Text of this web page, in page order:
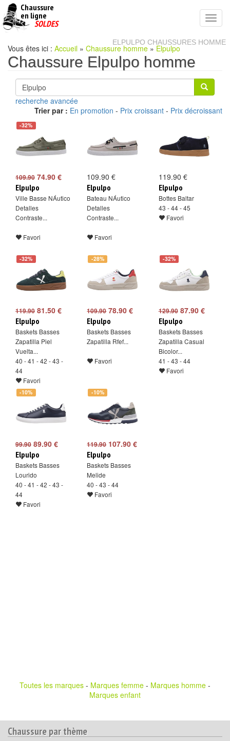
Chaussure
en ligne
pas
SOLDES
ELPULPO CHAUSSURES HOMME
Vous êtes ici : Accueil » Chaussure homme » Elpulpo
Chaussure Elpulpo homme
recherche avancée
Trier par : En promotion - Prix croissant - Prix décroissant
-32%
109.90 74.90 €
Elpulpo
Ville Basse NÁutico
Detalles
Contraste...
Favori
109.90 €
Elpulpo
Bateau NÁutico
Detalles
Contraste...
Favori
119.90 €
Elpulpo
Bottes Baltar
43 - 44 - 45
Favori
-32%
119.90 81.50 €
Elpulpo
Baskets Basses
Zapatilla Piel
Vuelta...
40 - 41 - 42 - 43 -
44
Favori
-28%
109.9078.90 €
Elpulpo
Baskets Basses
Zapatilla Rfef...
Favori
-32%
129.9087.90 €
Elpulpo
Baskets Basses
Zapatilla Casual
Bicolor...
41 - 43 - 44
Favori
-10%
99.90 89.90 €
Elpulpo
Baskets Basses
Lourido
40 - 41 - 42 - 43 -
44
Favori
-10%
119.90107.90 €
Elpulpo
Baskets Basses
Melide
40 - 43 - 44
Favori
Toutes les marques - Marques femme - Marques homme -
Marques enfant
Chaussure par thème